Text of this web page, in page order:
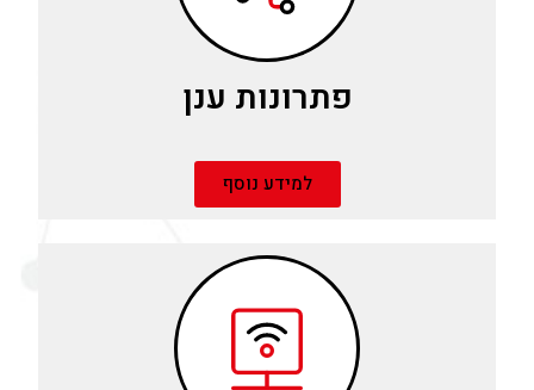
פתרונות ענן
למידע נוסף